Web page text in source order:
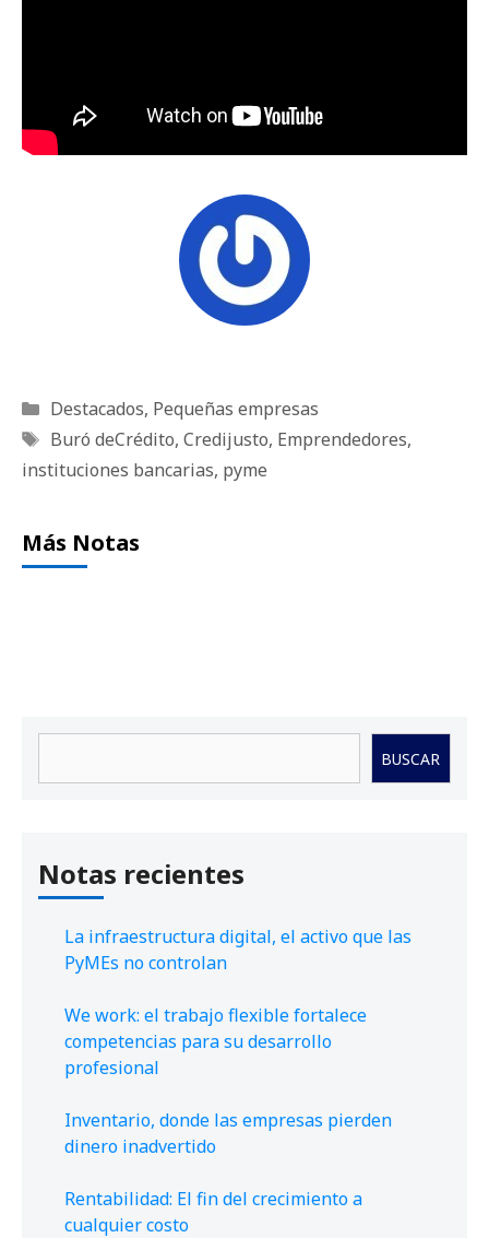
Categorías
Destacados, Pequeñas empresas
Etiquetas
Buró deCrédito, Credijusto, Emprendedores,
instituciones bancarias, pyme
Más Notas
BUSCAR
Notas recientes
La infraestructura digital, el activo que las
PyMEs no controlan
We work: el trabajo flexible fortalece
competencias para su desarrollo
profesional
Inventario, donde las empresas pierden
dinero inadvertido
Rentabilidad: El fin del crecimiento a
cualquier costo